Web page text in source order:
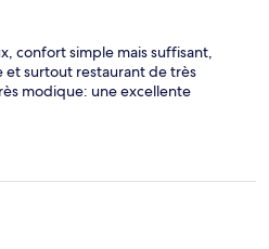
confort simple mais suffisant,
surtout restaurant de très
modique: une excellente